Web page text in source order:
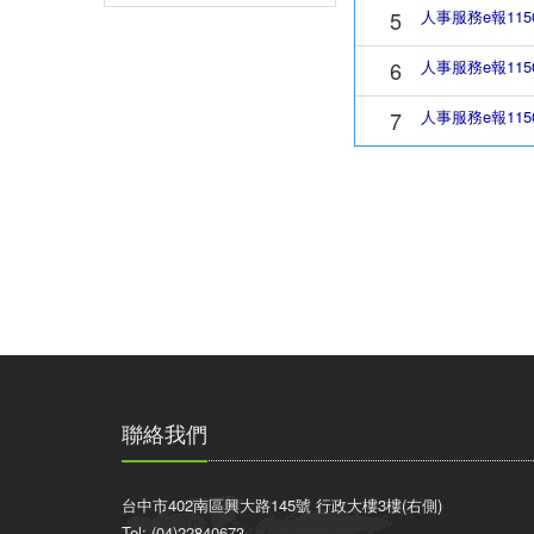
5 人事服務e報
6 人事服務e報
7 人事服務e報
聯絡我們
台中市402南區興大路145號 行政大樓3樓(右側)